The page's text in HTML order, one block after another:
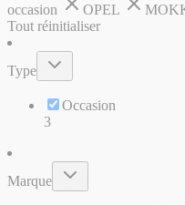
occasion
OPEL
Tout réinitialiser
Type
Occasion
3
Marque